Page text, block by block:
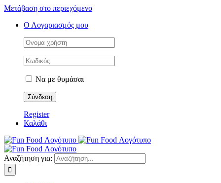
Μετάβαση στο περιεχόμενο
Ο Λογαριασμός μου
Να με θυμάσαι
Register
Καλάθι
Αναζήτηση για: